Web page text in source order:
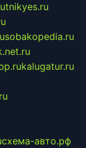
sobakopedia.ru
kalugatur.ru
схема-авто.рф